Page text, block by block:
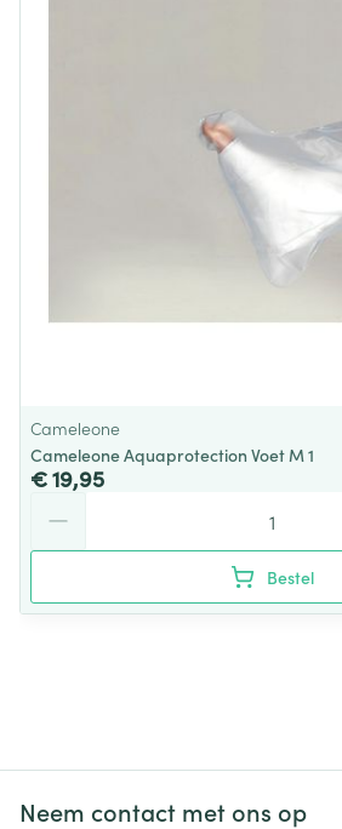
Cameleone
Cameleone Aquaprotection Voet M 1
€ 19,95
Bestel
Neem contact met ons op